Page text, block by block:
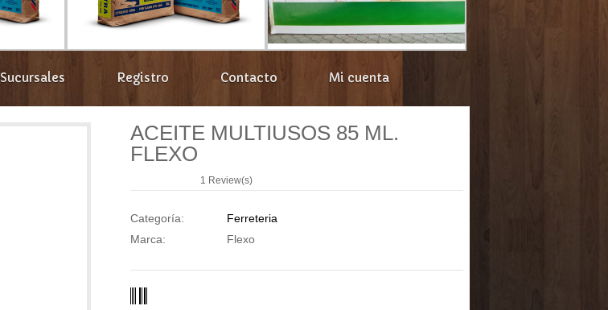
Sucursales Registro Contacto Mi cuenta
ACEITE MULTIUSOS 85 ML.
FLEXO
1 Review(s)
Categoría:
Ferreteria
Marca:
Flexo